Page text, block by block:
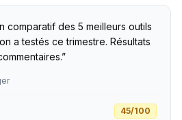
comparatif des 5 meilleurs outils
a testés ce trimestre. Résultats
”
45/100